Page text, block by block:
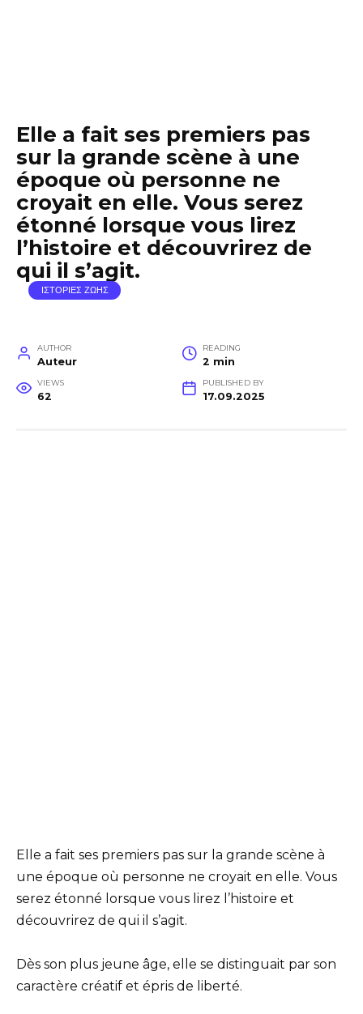
Elle a fait ses premiers pas
sur la grande scène à une
époque où personne ne
croyait en elle. Vous serez
étonné lorsque vous lirez
l’histoire et découvrirez de
qui il s’agit.
ΙΣΤΟΡΙΕΣ ΖΩΗΣ
AUTHOR
Auteur
READING
2 min
VIEWS
62
PUBLISHED BY
17.09.2025
Elle a fait ses premiers pas sur la grande scène à
une époque où personne ne croyait en elle. Vous
serez étonné lorsque vous lirez l’histoire et
découvrirez de qui il s’agit.
Dès son plus jeune âge, elle se distinguait par son
caractère créatif et épris de liberté.